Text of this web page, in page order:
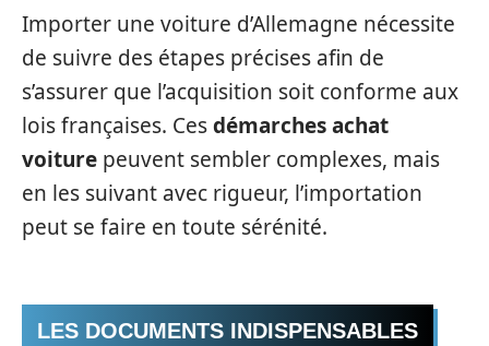
Importer une voiture d’Allemagne nécessite
de suivre des étapes précises afin de
s’assurer que l’acquisition soit conforme aux
lois françaises. Cesdémarches achat
voiture peuvent sembler complexes, mais
en les suivant avec rigueur, l’importation
peut se faire en toute sérénité.
LES DOCUMENTS INDISPENSABLES